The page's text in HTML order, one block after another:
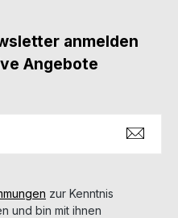
anmelden
Angebote
zur Kenntnis
und bin mit ihnen